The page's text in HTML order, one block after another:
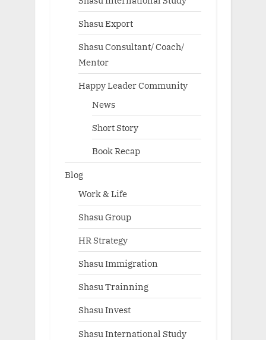
Shasu Export
Shasu Consultant/ Coach/
Mentor
Happy Leader Community
News
Short Story
Book Recap
Blog
Work & Life
Shasu Group
HR Strategy
Shasu Immigration
Shasu Trainning
Shasu Invest
Shasu International Study